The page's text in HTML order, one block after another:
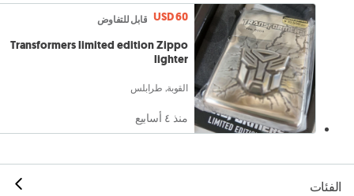
USD 60 قابل للتفاوض
Transformers limited edition Zippo
lighter
القوبة, طرابلس
منذ ٤ أسابيع
الفئات